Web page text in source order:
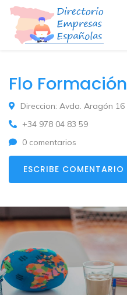
Flo Formación
Direccion: Avda. Aragón 16
+34 978 04 83 59
0 comentarios
ESCRIBE COMENTARIO